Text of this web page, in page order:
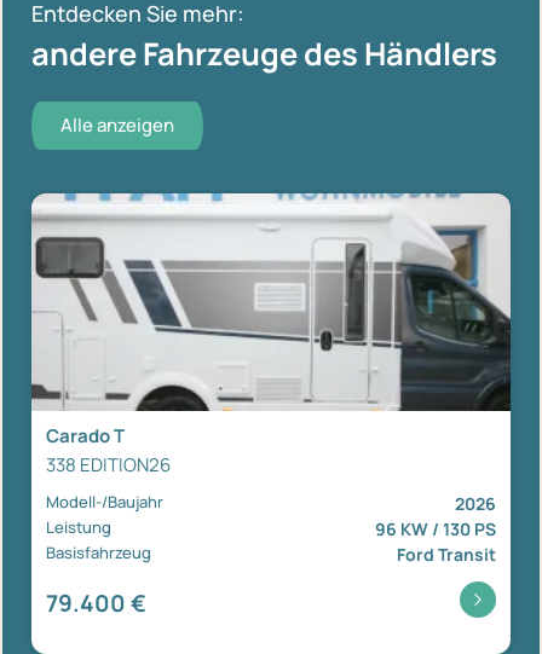
Entdecken Sie mehr:
andere Fahrzeuge des Händlers
Alle anzeigen
Carado T
338 EDITION26
Modell-/Baujahr 2026
Leistung 96 KW / 130 PS
Basisfahrzeug Ford Transit
79.400 €